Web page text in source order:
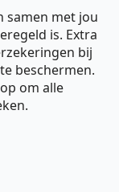
samen met jou
is. Extra
bij
beschermen.
om alle